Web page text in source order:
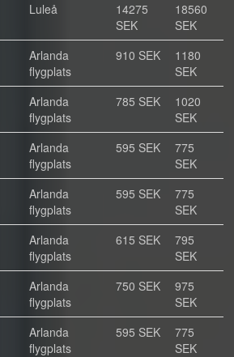
Luleå
14275
SEK
18560
SEK
Arlanda
flygplats
910 SEK
1180
SEK
Arlanda
flygplats
785 SEK
1020
SEK
Arlanda
flygplats
595 SEK
775
SEK
Arlanda
flygplats
595 SEK
775
SEK
Arlanda
flygplats
615 SEK
795
SEK
Arlanda
flygplats
750 SEK
975
SEK
Arlanda
flygplats
595 SEK
775
SEK